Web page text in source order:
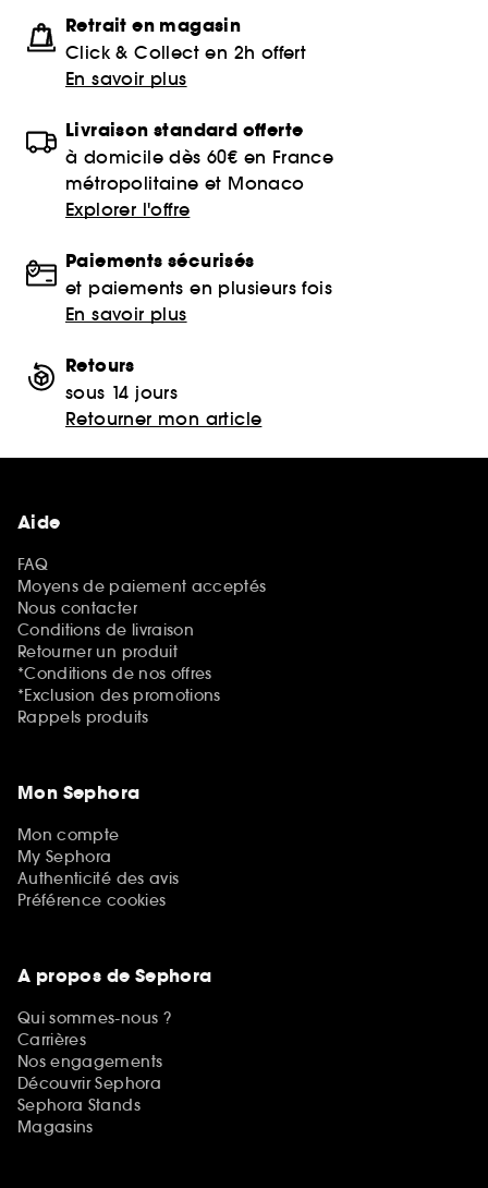
Retrait en magasin
Click & Collect en 2h offert
En savoir plus
Livraison standard offerte
à domicile dès 60€ en France
métropolitaine et Monaco
Explorer l'offre
Paiements sécurisés
et paiements en plusieurs fois
En savoir plus
Retours
sous 14 jours
Retourner mon article
Aide
FAQ
Moyens de paiement acceptés
Nous contacter
Conditions de livraison
Retourner un produit
*Conditions de nos offres
*Exclusion des promotions
Rappels produits
Mon Sephora
Mon compte
My Sephora
Authenticité des avis
Préférence cookies
A propos de Sephora
Qui sommes-nous ?
Carrières
Nos engagements
Découvrir Sephora
Sephora Stands
Magasins